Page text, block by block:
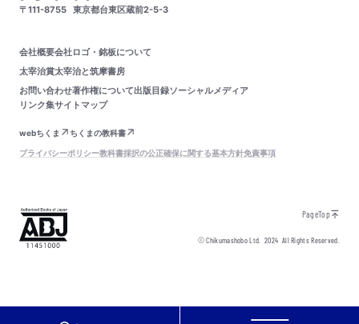
〒111-8755 東京都台東区蔵前2-5-3
会社概要会社ロゴ・銘板について
太宰治賞太宰治と筑摩書房
お問い合わせ著作権について出版目録ソーシャルメディア
リンク集サイトマップ
webちくま
ちくまの教科書
プライバシーポリシー教科書採択の公正確保に関する基本方針免責事項
PageTop
© Chikumashobo Ltd.2024 All Rights Reserved.